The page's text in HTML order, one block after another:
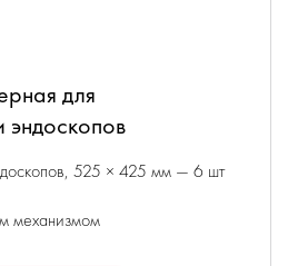
для
эндоскопов
525 × 425 мм — 6 шт
механизмом